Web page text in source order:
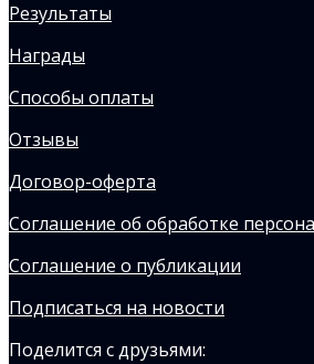
Результаты
Награды
Способы оплаты
Отзывы
Договор-оферта
Соглашение об обработке
Соглашение о публикации
Подписаться на новости
Поделится с друзьями: